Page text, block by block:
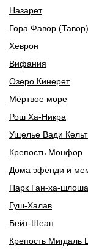
Назарет
Гора Фавор (Тавор)
Хеврон
Вифания
Озеро Кинерет
Мёртвое море
Рош Ха-Никра
Ущелье Вади
Крепость Монфор
Дома эфенди и
Парк Ган-ха-шлоша
Гуш-Халав
Бейт-Шеан
Крепость Мигдаль